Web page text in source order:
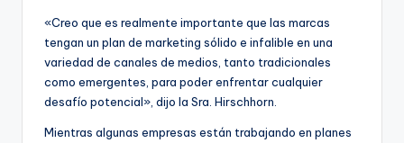
«Creo que es realmente importante que las marcas
tengan un plan de marketing sólido e infalible en una
variedad de canales de medios, tanto tradicionales
como emergentes, para poder enfrentar cualquier
desafío potencial», dijo la Sra. Hirschhorn.
Mientras algunas empresas están trabajando en planes